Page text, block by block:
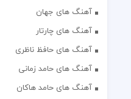
آهنگ های جهان
آهنگ های چارتار
آهنگ های حافظ ناظری
آهنگ های حامد زمانی
آهنگ های حامد هاکان